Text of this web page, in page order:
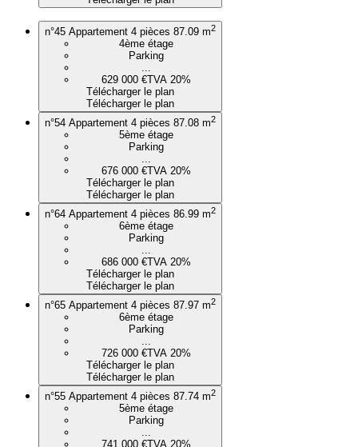
n°45 Appartement 4 pièces 87.09 m2
4ème étage
Parking
...
629 000 €TVA 20%
Télécharger le plan
Télécharger le plan
n°54 Appartement 4 pièces 87.08 m2
5ème étage
Parking
...
676 000 €TVA 20%
Télécharger le plan
Télécharger le plan
n°64 Appartement 4 pièces 86.99 m2
6ème étage
Parking
...
686 000 €TVA 20%
Télécharger le plan
Télécharger le plan
n°65 Appartement 4 pièces 87.97 m2
6ème étage
Parking
...
726 000 €TVA 20%
Télécharger le plan
Télécharger le plan
n°55 Appartement 4 pièces 87.74 m2
5ème étage
Parking
...
741 000 €TVA 20%